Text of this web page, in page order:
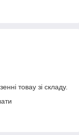
товау зі складу.